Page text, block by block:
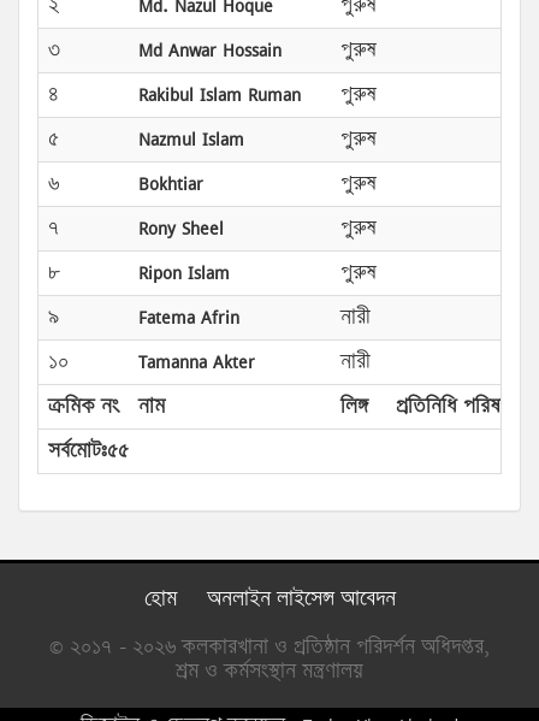
২
Md. Nazul Hoque
পুরুষ
৩
Md Anwar Hossain
পুরুষ
৪
Rakibul Islam Ruman
পুরুষ
৫
Nazmul Islam
পুরুষ
৬
Bokhtiar
পুরুষ
৭
Rony Sheel
পুরুষ
৮
Ripon Islam
পুরুষ
৯
Fatema Afrin
নারী
১০
Tamanna Akter
নারী
ক্রমিক নং
নাম লিঙ্গ
প্রতিনিধি পরিষদের
সর্বমোটঃ৫৫
হোম
অনলাইন লাইসেন্স আবেদন
© ২০১৭ - ২০২৬ কলকারখানা ও প্রতিষ্ঠান পরিদর্শন অধিদপ্তর,
শ্রম ও কর্মসংস্থান মন্ত্রণালয়